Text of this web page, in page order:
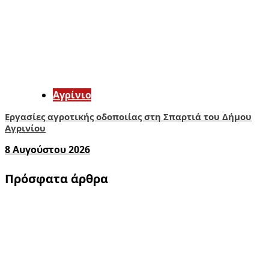
Aγρίνιο
Εργασίες αγροτικής οδοποιίας στη Σπαρτιά του Δήμου
Αγρινίου
8 Αυγούστου 2026
Πρόσφατα άρθρα